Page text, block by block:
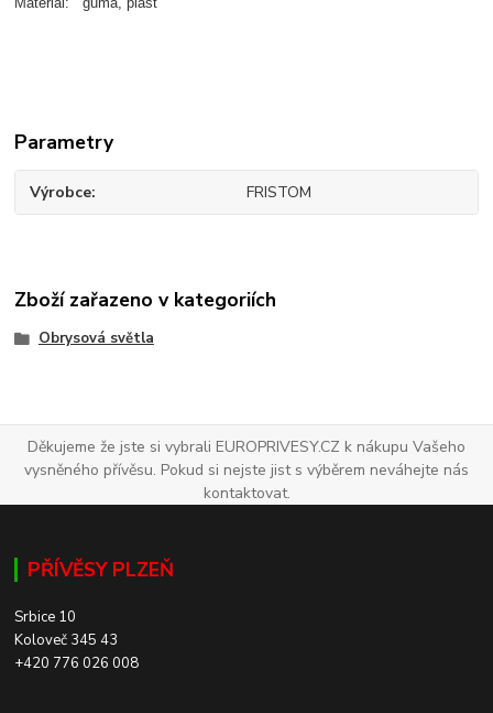
Parametry
Výrobce FRISTOM
Zboží zařazeno v kategoriích
Obrysová světla
Děkujeme že jste si vybrali EUROPRIVESY.CZ k nákupu Vašeho
vysněného přívěsu. Pokud si nejste jist s výběrem neváhejte nás
kontaktovat.
PŘÍVĚSY PLZEŇ
Srbice 10
Koloveč 345 43
+420 776 026 008